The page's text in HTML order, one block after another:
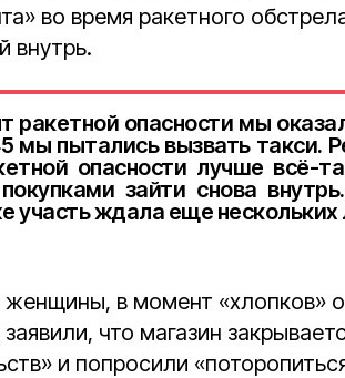
во время ракетного
внутрь.
ракетной опасности мы
мы пытались вызвать такси.
опасности лучше всё-
зайти снова
участь ждала еще
в момент «хлопков»
что магазин
и попросили